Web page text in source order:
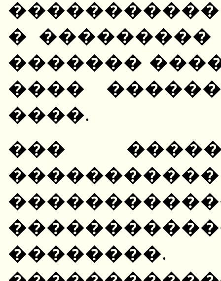
�
�������
����
����.
���